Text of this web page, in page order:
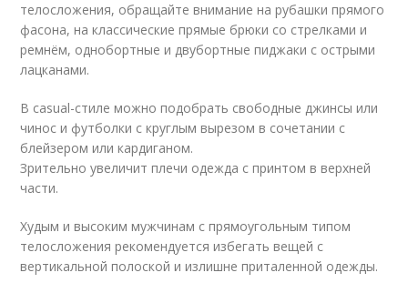
телосложения, обращайте внимание на рубашки прямого
фасона, на классические прямые брюки со стрелками и
ремнём, однобортные и двубортные пиджаки с острыми
лацканами.
В casual-стиле можно подобрать свободные джинсы или
чинос и футболки с круглым вырезом в сочетании с
блейзером или кардиганом.
Зрительно увеличит плечи одежда с принтом в верхней
части.
Худым и высоким мужчинам с прямоугольным типом
телосложения рекомендуется избегать вещей с
вертикальной полоской и излишне приталенной одежды.